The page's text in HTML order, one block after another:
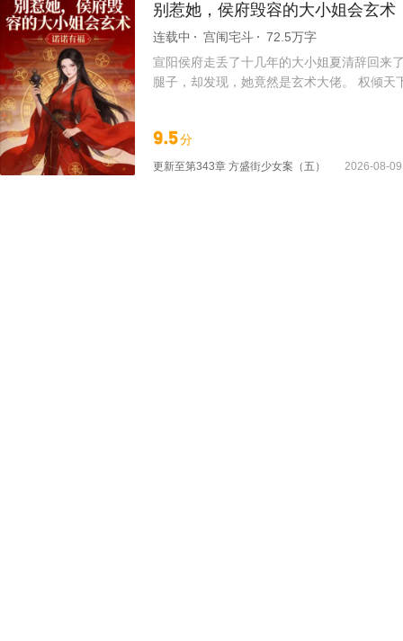
别惹她，侯府毁容的大小姐会玄术
连载中 宫闱宅斗
72.5万字
宣阳侯府走丢了十几年的大小姐夏清辞回来
腿子，却发现，她竟然是玄术大佬。 权倾
9.5分
更新至第343章 方盛街少女案（五） 2026-08-